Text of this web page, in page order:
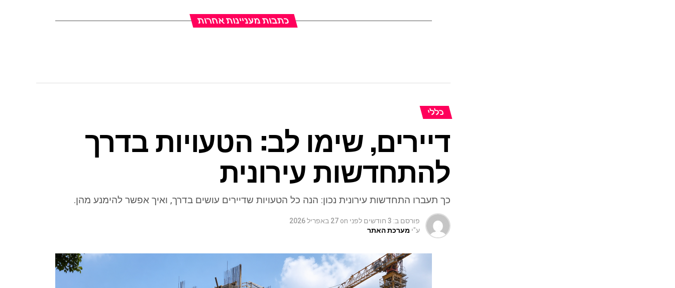
כתבות מעניינות אחרות
כללי
דיירים, שימו לב: הטעויות בדרך
להתחדשות עירונית
כך תעברו התחדשות עירונית נכון: הנה כל הטעויות שדיירים עושים בדרך, ואיך אפשר להימנע מהן.
פורסם ב: 3 חודשים לפני on 27 באפריל 2026
ע"י מערכת האתר